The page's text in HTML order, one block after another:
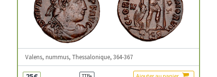
Valens, nummus, Thessalonique, 364-367